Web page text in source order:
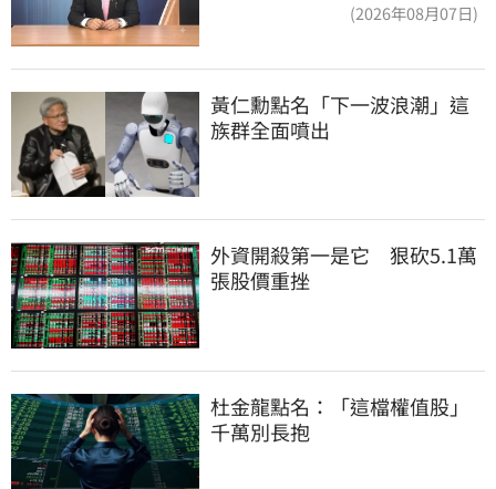
(2026年08月07日)
黃仁勳點名「下一波浪潮」這
族群全面噴出
外資開殺第一是它　狠砍5.1萬
張股價重挫
杜金龍點名：「這檔權值股」
千萬別長抱